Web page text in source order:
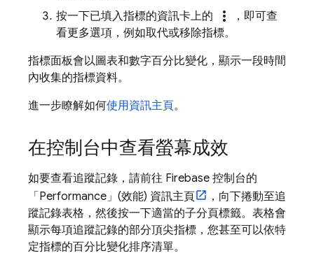
按一下已填入指標的資訊卡上的
more_vert
，即可查
看更多選項，例如取代或移除指標。
指標面板會以圖表和數字百分比變化，顯示一段時間
內收集的指標資料。
進一步瞭解如何使用資訊主頁。
在控制台中查看螢幕成效
如要查看追蹤記錄，請前往 Firebase 控制台的
「Performance」(效能) 資訊主頁
，向下捲動至追
蹤記錄表格，然後按一下適當的子分頁標籤。表格會
顯示每項追蹤記錄的部分頂尖指標，您甚至可以依特
定指標的百分比變化排序清單。